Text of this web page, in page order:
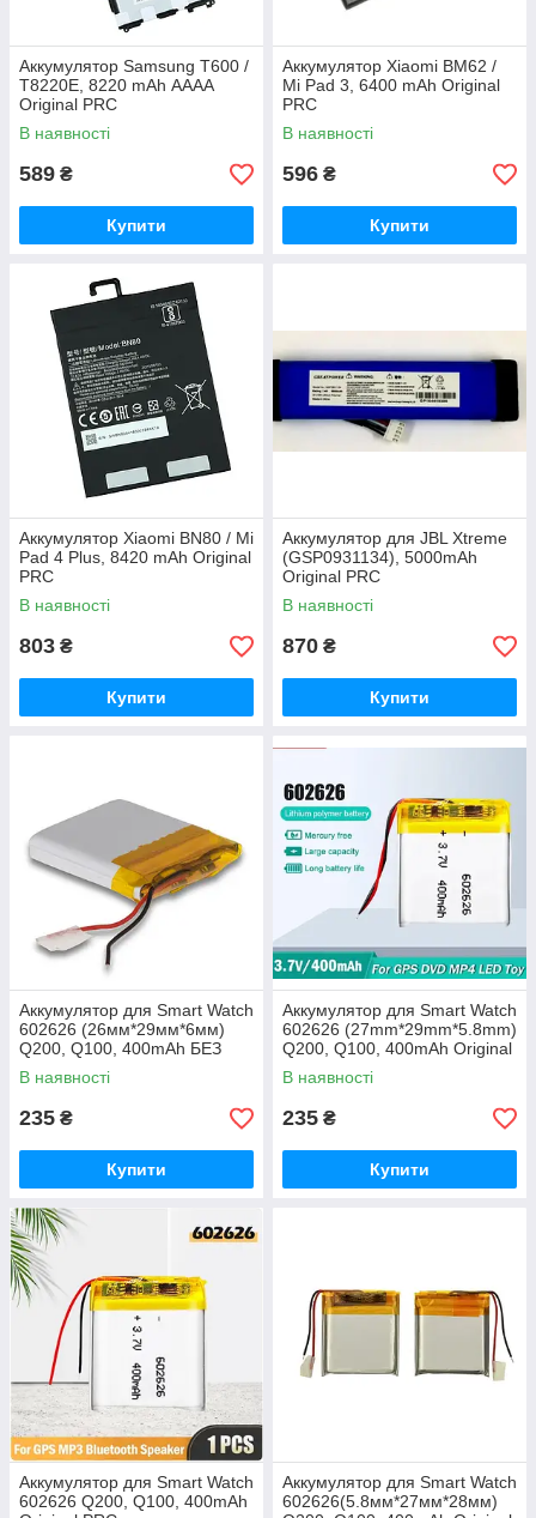
Аккумулятор Samsung T600 /
T8220E, 8220 mAh АААА
Original PRC
В наявності
589 ₴
Купити
Аккумулятор Xiaomi BM62 /
Mi Pad 3, 6400 mAh Original
PRC
В наявності
596 ₴
Купити
Аккумулятор Xiaomi BN80 / Mi
Pad 4 Plus, 8420 mAh Original
PRC
В наявності
803 ₴
Купити
Аккумулятор для JBL Xtreme
(GSP0931134), 5000mAh
Original PRC
В наявності
870 ₴
Купити
Аккумулятор для Smart Watch
602626 (26мм*29мм*6мм)
Q200, Q100, 400mAh БЕЗ
КОНТРОЛЛЕРА Original PRC
В наявності
235 ₴
Купити
Аккумулятор для Smart Watch
602626 (27mm*29mm*5.8mm)
Q200, Q100, 400mAh Original
PRC
В наявності
235 ₴
Купити
Аккумулятор для Smart Watch
602626 Q200, Q100, 400mAh
Аккумулятор для Smart Watch
602626(5.8мм*27мм*28мм)